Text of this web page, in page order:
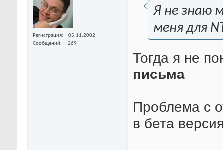
Регистрация
05.11.2002
Сообщений
269
Я не знаю
меня для
Тогда я не
письма
Проблема с
в бета